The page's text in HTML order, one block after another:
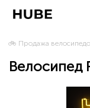
🚲 Продажа
Велосипед